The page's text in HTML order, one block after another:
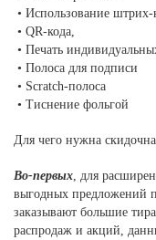
• Использование штрих-
• QR-кода,
• Печать
• Полоса для подписи
• Scratch-полоса
• Тиснение фольгой
Для чего нужна
Во-первых, для
выгодных предложений
заказывают большие
распродаж и акций,